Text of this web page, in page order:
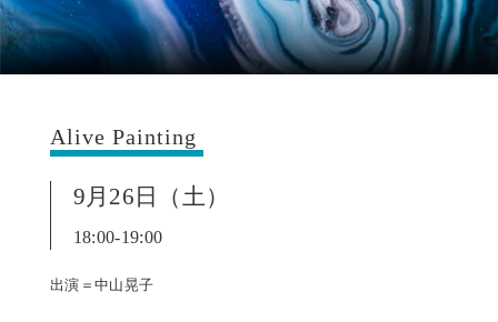
Alive Painting
9月26日（土）
18:00-19:00
出演＝中山晃子